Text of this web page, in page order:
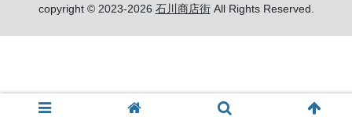
copyright © 2023-2026 石川商店街All Rights Reserved.